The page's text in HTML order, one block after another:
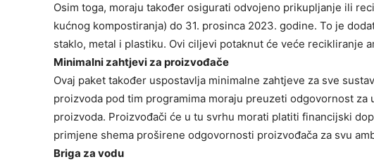
Osim toga, moraju također osigurati odvojeno prikupljanje ili
kućnog kompostiranja) do 31. prosinca 2023. godine. To je
staklo, metal i plastiku. Ovi ciljevi potaknut će veće recikliranje
Minimalni zahtjevi za proizvođače
Ovaj paket također uspostavlja minimalne zahtjeve za sve
proizvoda pod tim programima moraju preuzeti odgovornost
proizvoda. Proizvođači će u tu svrhu morati platiti financijski
primjene shema proširene odgovornosti proizvođača za svu
Briga za vodu